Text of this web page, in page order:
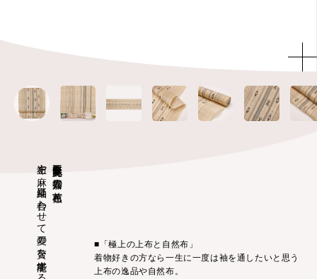
重要無形文化財 喜如嘉の芭蕉布
上布や麻、夏紬に合わせて夏の贅を堪能する ■「極上の上布と自然布」
着物好きの方なら一生に一度は袖を通したいと思う
上布の逸品や自然布。